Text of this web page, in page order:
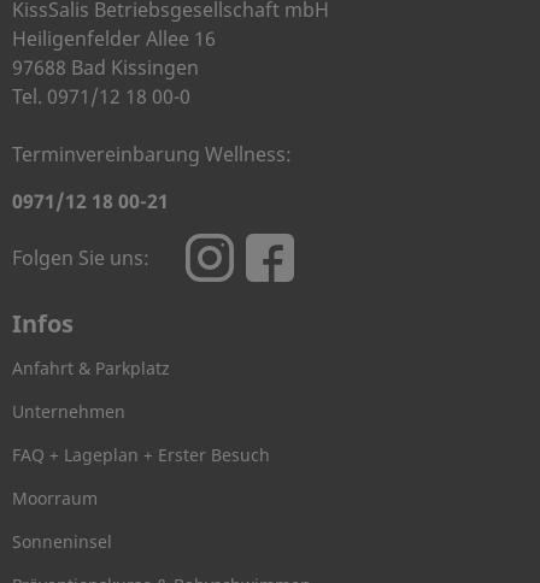
KissSalis Betriebsgesellschaft mbH
Heiligenfelder Allee 16
97688 Bad Kissingen
Tel. 0971/12 18 00-0
Terminvereinbarung Wellness:
0971/12 18 00-21
Folgen Sie uns:
Infos
Anfahrt & Parkplatz
Unternehmen
FAQ + Lageplan + Erster Besuch
Moorraum
Sonneninsel